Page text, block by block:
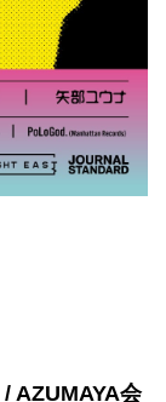
AZUMAYA会